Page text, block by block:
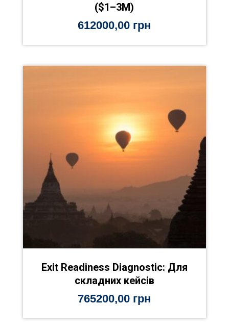
($1–3M)
612000,00 грн
Exit Readiness Diagnostic: Для
складних кейсів
765200,00 грн